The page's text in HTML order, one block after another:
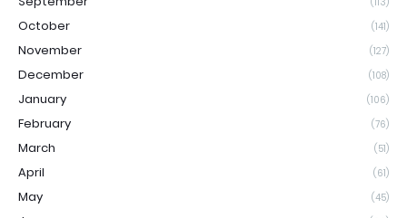
October (141)
November (127)
December (108)
January (106)
February (76)
March (51)
April (61)
May (45)